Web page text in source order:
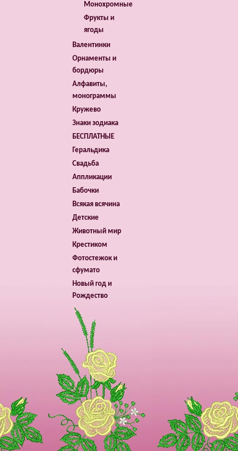
Монохромные
Фрукты и
ягоды
Валентинки
Орнаменты и
бордюры
Алфавиты,
монограммы
Кружево
Знаки зодиака
БЕСПЛАТНЫЕ
Геральдика
Свадьба
Аппликации
Бабочки
Всякая всячина
Детские
Животный мир
Крестиком
Фотостежок и
сфумато
Новый год и
Рождество